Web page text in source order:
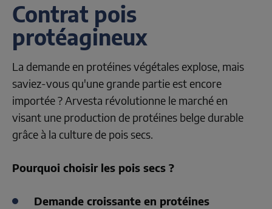
Contrat pois
protéagineux
La demande en protéines végétales explose, mais
saviez-vous qu'une grande partie est encore
importée ? Arvesta révolutionne le marché en
visant une production de protéines belge durable
grâce à la culture de pois secs.
Pourquoi choisir les pois secs ?
Demande croissante en protéines